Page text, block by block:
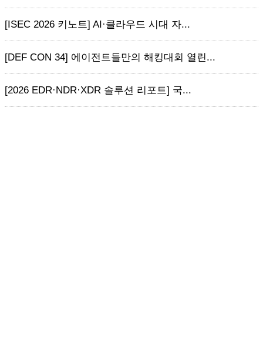
[ISEC 2026 키노트] AI·클라우드 시대 자...
[DEF CON 34] 에이전트들만의 해킹대회 열린...
[2026 EDR·NDR·XDR 솔루션 리포트] 국...